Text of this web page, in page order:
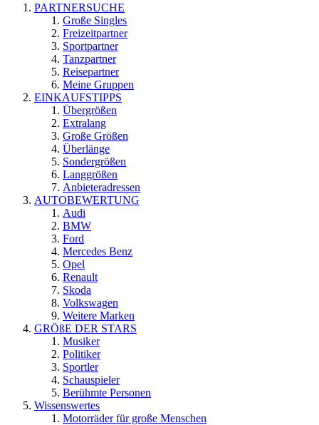
PARTNERSUCHE
Große Singles
Freizeitpartner
Sportpartner
Tanzpartner
Reisepartner
Meine Gruppen
EINKAUFSTIPPS
Übergrößen
Extralang
Große Größen
Überlänge
Sondergrößen
Langgrößen
Anbieteradressen
AUTOBEWERTUNG
Audi
BMW
Ford
Mercedes Benz
Opel
Renault
Skoda
Volkswagen
Weitere Marken
GRÖßE DER STARS
Musiker
Politiker
Sportler
Schauspieler
Berühmte Personen
Wissenswertes
Motorräder für große Menschen